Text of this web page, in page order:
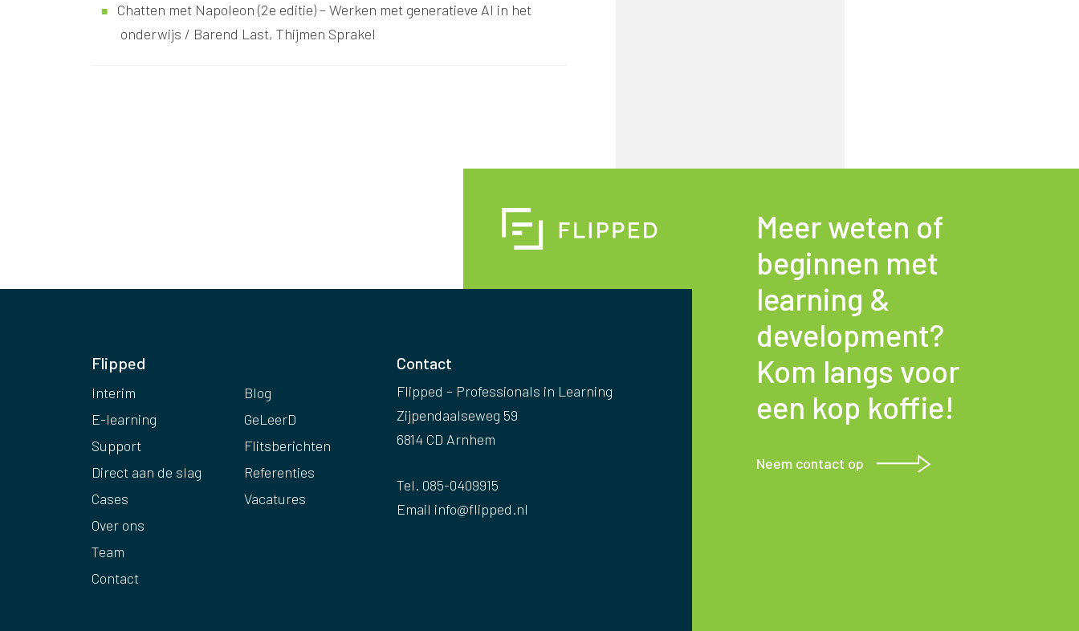
Chatten met Napoleon (2e editie) – Werken met generatieve AI in het
onderwijs / Barend Last, Thijmen Sprakel
Flipped Contact
Interim
E-learning
Support
Direct aan de slag
Cases
Over ons
Team
Contact
Blog
GeLeerD
Flitsberichten
Referenties
Vacatures
Flipped – Professionals in Learning
Zijpendaalseweg 59
6814 CD Arnhem
Tel. 085-0409915
Email info@flipped.nl
Meer weten of
beginnen met
learning &
development?
Kom langs voor
een kop koffie!
Neem contact op